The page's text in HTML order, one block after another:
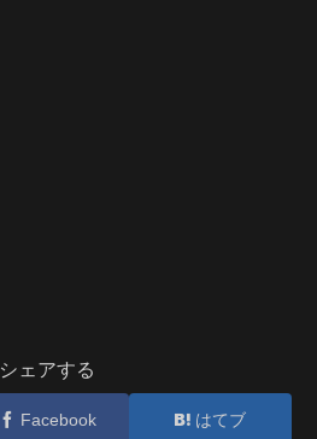
シェアする
Facebook はてブ